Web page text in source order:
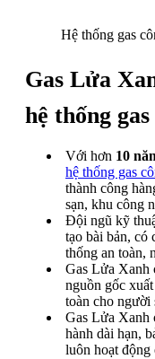
Hệ thống gas
Gas Lửa
hệ thống
Với hơn 10
hệ thống gas
thành công
sạn, khu công
Đội ngũ kỹ
tạo bài bản, có
thống an toàn,
Gas Lửa Xanh
nguồn gốc
toàn cho người
Gas Lửa Xanh
hành dài hạn,
luôn hoạt động